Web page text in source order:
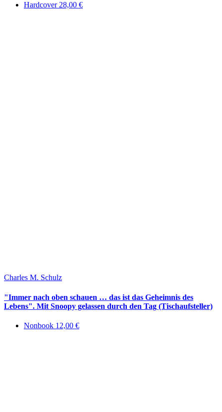
Hardcover 28,00 €
Charles M. Schulz
"Immer nach oben schauen … das ist das Geheimnis des
Lebens". Mit Snoopy gelassen durch den Tag (Tischaufsteller)
Nonbook 12,00 €